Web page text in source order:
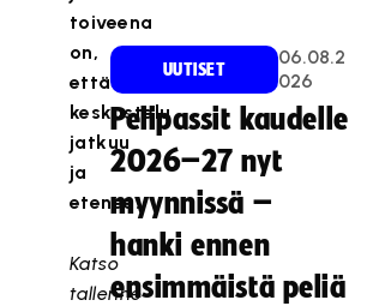
toiveena
on,
että
keskustelu
jatkuu
ja
etenee.
Katso
tallenne
UUTISET
06.08.2
026
Pelipassit kaudelle
2026–27 nyt
myynnissä –
hanki ennen
ensimmäistä peliä